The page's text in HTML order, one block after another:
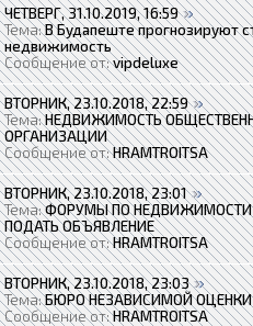
ЧЕТВЕРГ, 31.10.2019, 16:59
Тема:В Будапеште прогнозируют
недвижимость
Сообщение от:vipdeluxe
ВТОРНИК, 23.10.2018, 22:59
Тема:НЕДВИЖИМОСТЬ
ОРГАНИЗАЦИИ
Сообщение от:HRAMTROITSA
ВТОРНИК, 23.10.2018, 23:01
Тема:ФОРУМЫ ПО НЕДВИЖИМОСТИ
ПОДАТЬ ОБЪЯВЛЕНИЕ
Сообщение от:HRAMTROITSA
ВТОРНИК, 23.10.2018, 23:03
Тема:БЮРО НЕЗАВИСИМОЙ
Сообщение от:HRAMTROITSA